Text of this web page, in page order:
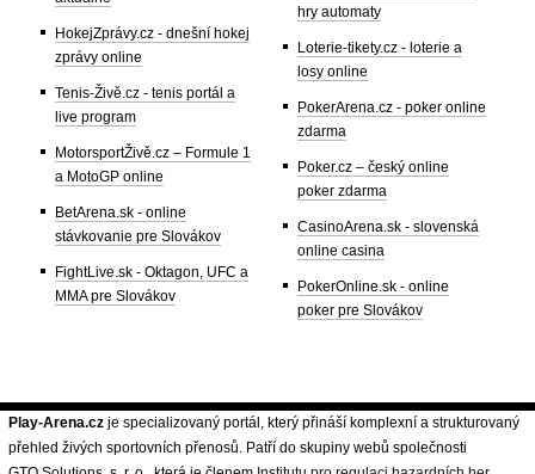
HokejZprávy.cz - dnešní hokej
zprávy online
Tenis-Živě.cz - tenis portál a
live program
MotorsportŽivě.cz – Formule 1
a MotoGP online
BetArena.sk - online
stávkovanie pre Slovákov
FightLive.sk - Oktagon, UFC a
MMA pre Slovákov
hry automaty
Loterie-tikety.cz - loterie a
losy online
PokerArena.cz - poker online
zdarma
Poker.cz – český online
poker zdarma
CasinoArena.sk - slovenská
online casina
PokerOnline.sk - online
poker pre Slovákov
Play-Arena.cz je specializovaný portál, který přináší komplexní a strukturovaný
přehled živých sportovních přenosů. Patří do skupiny webů společnosti